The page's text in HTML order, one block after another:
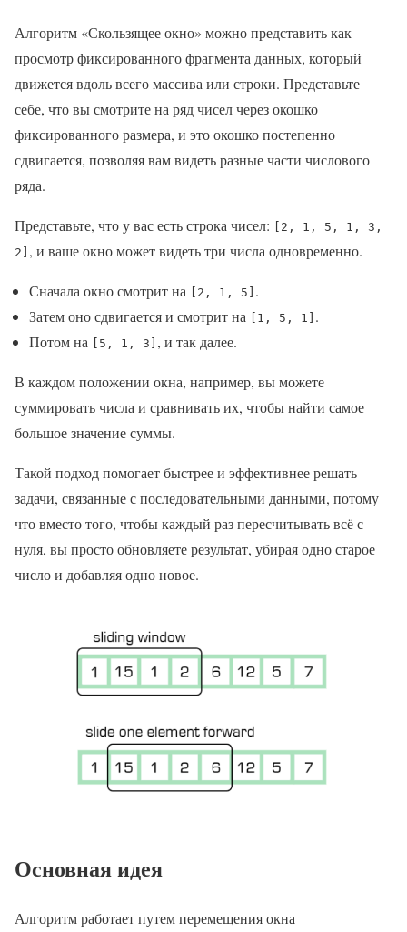
Алгоритм «Скользящее окно» можно представить как
просмотр фиксированного фрагмента данных, который
движется вдоль всего массива или строки. Представьте
себе, что вы смотрите на ряд чисел через окошко
фиксированного размера, и это окошко постепенно
сдвигается, позволяя вам видеть разные части числового
ряда.
Представьте, что у вас есть строка чисел:
[2, 1, 5, 1, 3,
2] , и ваше окно может видеть три числа одновременно.
Сначала окно смотрит на [2, 1, 5] .
Затем оно сдвигается и смотрит на
[1, 5, 1] .
Потом на
[5, 1, 3] , и так далее.
В каждом положении окна, например, вы можете
суммировать числа и сравнивать их, чтобы найти самое
большое значение суммы.
Такой подход помогает быстрее и эффективнее решать
задачи, связанные с последовательными данными, потому
что вместо того, чтобы каждый раз пересчитывать всё с
нуля, вы просто обновляете результат, убирая одно старое
число и добавляя одно новое.
Основная идея
Алгоритм работает путем перемещения окна